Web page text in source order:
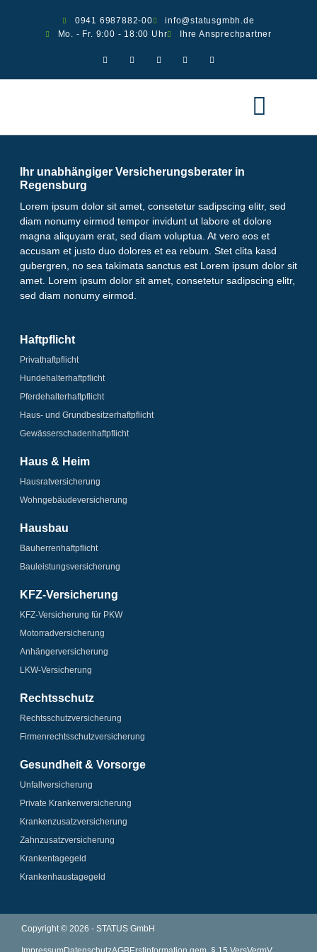
0941 6987882-00
info@statusgmbh.de
Mo. - Fr. 9:00 - 18:00 Uhr
Ihre Ansprechpartner
Ihr unabhängiger Versicherungsberater in
Regensburg
Lorem ipsum dolor sit amet, consetetur sadipscing elitr, sed
diam nonumy eirmod tempor invidunt ut labore et dolore
magna aliquyam erat, sed diam voluptua. At vero eos et
accusam et justo duo dolores et ea rebum. Stet clita kasd
gubergren, no sea takimata sanctus est Lorem ipsum dolor sit
amet. Lorem ipsum dolor sit amet, consetetur sadipscing elitr,
sed diam nonumy eirmod.
Haftpflicht
Privathaftpflicht
Hundehalter­haftpflicht
Pferdehalter­haftpflicht
Haus- und Grundbesitzer­haftpflicht
Gewässerschaden­­haftpflicht
Haus & Heim
Hausrat­versicherung
Wohngebäude­­versicherung
Hausbau
Bauherrenhaftpflicht
Bauleistungs­­versicherung
KFZ-Versicherung
KFZ-Versicherung für PKW
Motorrad­versicherung
Anhänger­­versicherung
LKW-Versicherung
Rechtsschutz
Rechtsschutz­versicherung
Firmenrechtsschutz­versicherung
Gesundheit & Vorsorge
Unfallversicherung
Private Krankenversicherung
Krankenzusatz­­versicherung
Zahnzusatz­versicherung
Krankentagegeld
Krankenhaus­tagegeld
Copyright © 2026 - STATUS GmbH